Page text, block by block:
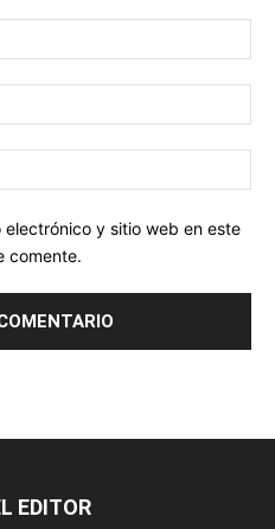
y sitio web en este
comente.
EDITOR